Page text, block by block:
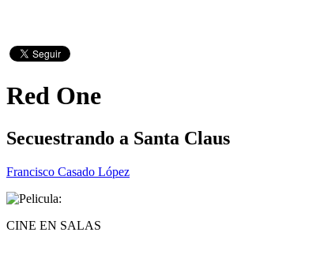
Red One
Secuestrando a Santa Claus
Francisco Casado López
CINE EN SALAS